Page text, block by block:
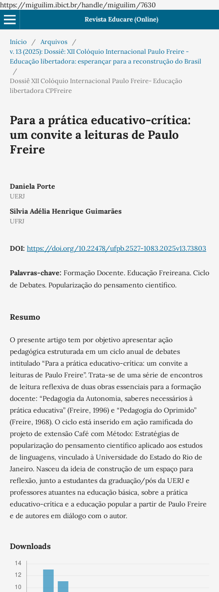
https://miguilim.ibict.br/handle/miguilim/7630
Revista Educare (Online)
Início / Arquivos
/
v. 13 (2025): Dossiê: XII Colóquio Internacional Paulo Freire -
Educação libertadora: esperançar para a reconstrução do Brasil
/
Dossiê XII Colóquio Internacional Paulo Freire- Educação
libertadora CPFreire
Para a prática educativo-crítica:
um convite a leituras de Paulo
Freire
Daniela Porte
UERJ
Silvia Adélia Henrique Guimarães
UFRJ
DOI: https://doi.org/10.22478/ufpb.2527-1083.2025v13.73803
Palavras-chave: Formação Docente. Educação Freireana. Ciclo
de Debates. Popularização do pensamento científico.
Resumo
O presente artigo tem por objetivo apresentar ação
pedagógica estruturada em um ciclo anual de debates
intitulado “Para a prática educativo-crítica: um convite a
leituras de Paulo Freire”. Trata-se de uma série de encontros
de leitura reflexiva de duas obras essenciais para a formação
docente: “Pedagogia da Autonomia, saberes necessários à
prática educativa” (Freire, 1996) e “Pedagogia do Oprimido”
(Freire, 1968). O ciclo está inserido em ação ramificada do
projeto de extensão Café com Método: Estratégias de
popularização do pensamento científico aplicado aos estudos
de linguagens, vinculado à Universidade do Estado do Rio de
Janeiro. Nasceu da ideia de construção de um espaço para
reflexão, junto a estudantes da graduação/pós da UERJ e
professores atuantes na educação básica, sobre a prática
educativo-crítica e a educação popular a partir de Paulo Freire
e de autores em diálogo com o autor.
Downloads